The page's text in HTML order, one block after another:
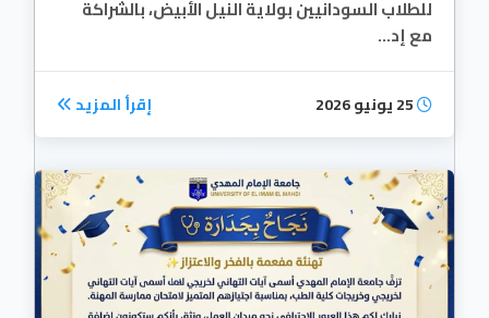
للطلاب السودانيين بولاية النيل الأبيض، بالشراكة
مع إد...
إقرأ المزيد